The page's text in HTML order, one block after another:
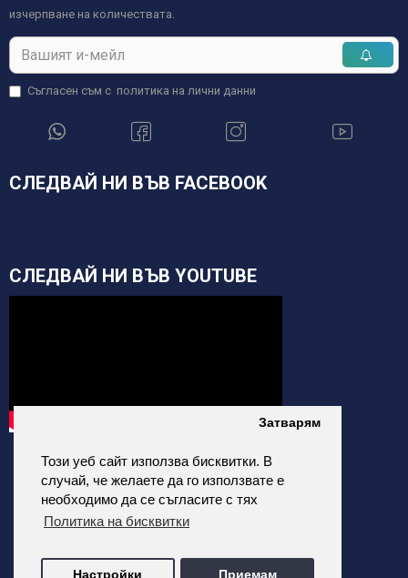
Този уеб сайт използва бисквитки. В
случай, че желаете да го използвате е
необходимо да се съгласите с тях
Политика на бисквитки
Затварям
Настройки Приемам
изчерпване на количествата.
Съгласен съм с политика на лични данни
СЛЕДВАЙ НИ ВЪВ FACEBOOK
СЛЕДВАЙ НИ ВЪВ YOUTUBE